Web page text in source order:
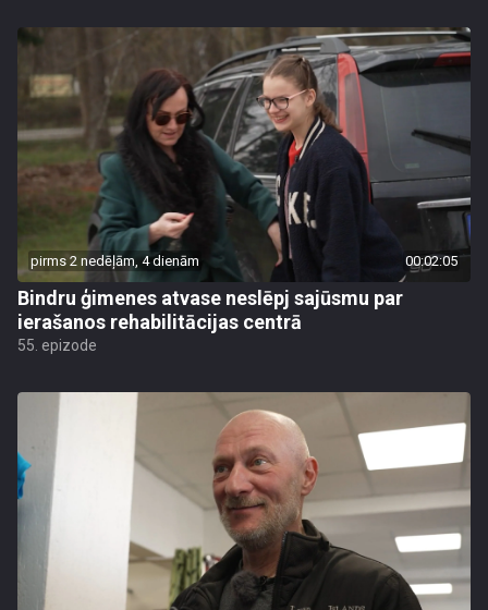
pirms 2 nedēļām, 4 dienām 00:02:05
Bindru ģimenes atvase neslēpj sajūsmu par
ierašanos rehabilitācijas centrā
55. epizode